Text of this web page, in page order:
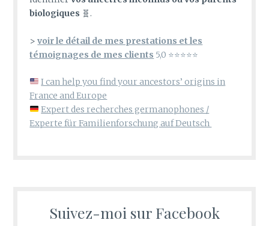
biologiques 🧬.
>voir le détail de mes prestations et les
témoignages de mes clients 5,0 ⭐⭐⭐⭐⭐
I can help you find your ancestors’ origins in
France and Europe
Expert des recherches germanophones /
Experte für Familienforschung auf Deutsch
Suivez-moi sur Facebook